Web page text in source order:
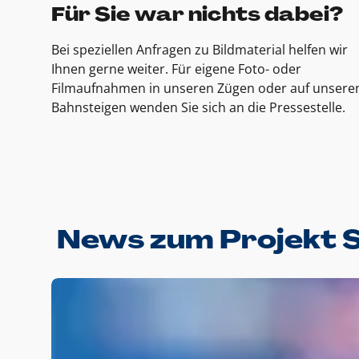
Für Sie war nichts dabei?
Bei speziellen Anfragen zu Bildmaterial helfen wir
Ihnen gerne weiter. Für eigene Foto- oder
Filmaufnahmen in unseren Zügen oder auf
Bahnsteigen wenden Sie sich an die Pressestelle.
News zum Projekt